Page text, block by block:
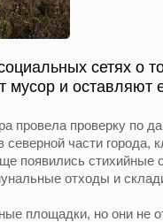
сетях о
мусор и оставляют
провела проверку по
части города,
появились стихийные
отходы и
площадки, но они не